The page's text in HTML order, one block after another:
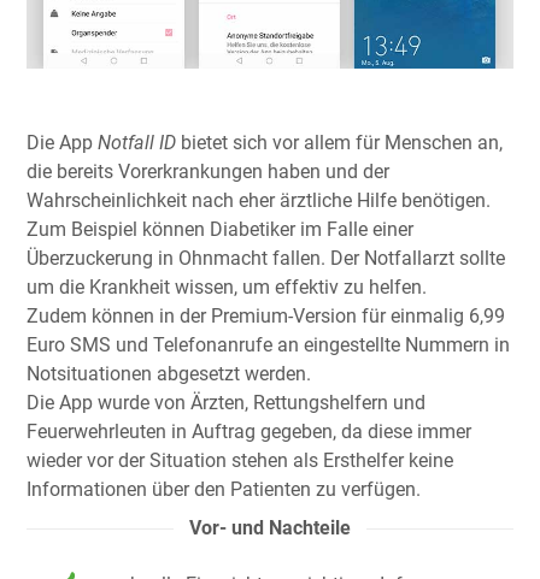
Die App Notfall ID bietet sich vor allem für Menschen an,
die bereits Vorerkrankungen haben und der
Wahrscheinlichkeit nach eher ärztliche Hilfe benötigen.
Zum Beispiel können Diabetiker im Falle einer
Überzuckerung in Ohnmacht fallen. Der Notfallarzt sollte
um die Krankheit wissen, um effektiv zu helfen.
Zudem können in der Premium-Version für einmalig 6,99
Euro SMS und Telefonanrufe an eingestellte Nummern in
Notsituationen abgesetzt werden.
Die App wurde von Ärzten, Rettungshelfern und
Feuerwehrleuten in Auftrag gegeben, da diese immer
wieder vor der Situation stehen als Ersthelfer keine
Informationen über den Patienten zu verfügen.
Vor- und Nachteile